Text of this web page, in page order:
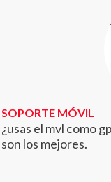
SOPORTE MÓVIL
¿usas el mvl como
son los mejores.